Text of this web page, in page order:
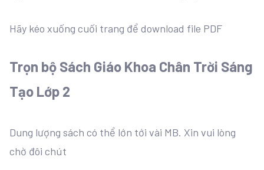
Hãy kéo xuống cuối trang để download file PDF
Trọn bộ Sách Giáo Khoa Chân Trời Sáng
Tạo Lớp 2
Dung lượng sách có thể lớn tới vài MB. Xin vui lòng
chờ đôi chút